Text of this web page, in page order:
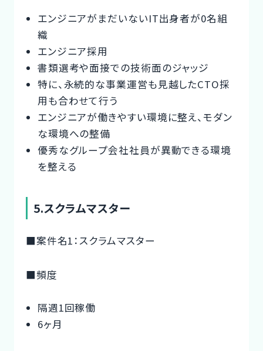
エンジニアがまだいないIT出身者が0名組
織
エンジニア採用
書類選考や面接での技術面のジャッジ
特に、永続的な事業運営も見越したCTO採
用も合わせて行う
エンジニアが働きやすい環境に整え、モダン
な環境への整備
優秀なグループ会社社員が異動できる環境
を整える
5.スクラムマスター
■案件名1：スクラムマスター
■頻度
隔週1回稼働
6ヶ月